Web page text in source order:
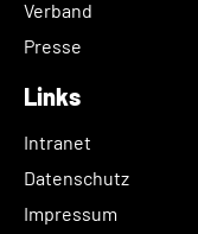
Verband
Presse
Links
Intranet
Datenschutz
Impressum